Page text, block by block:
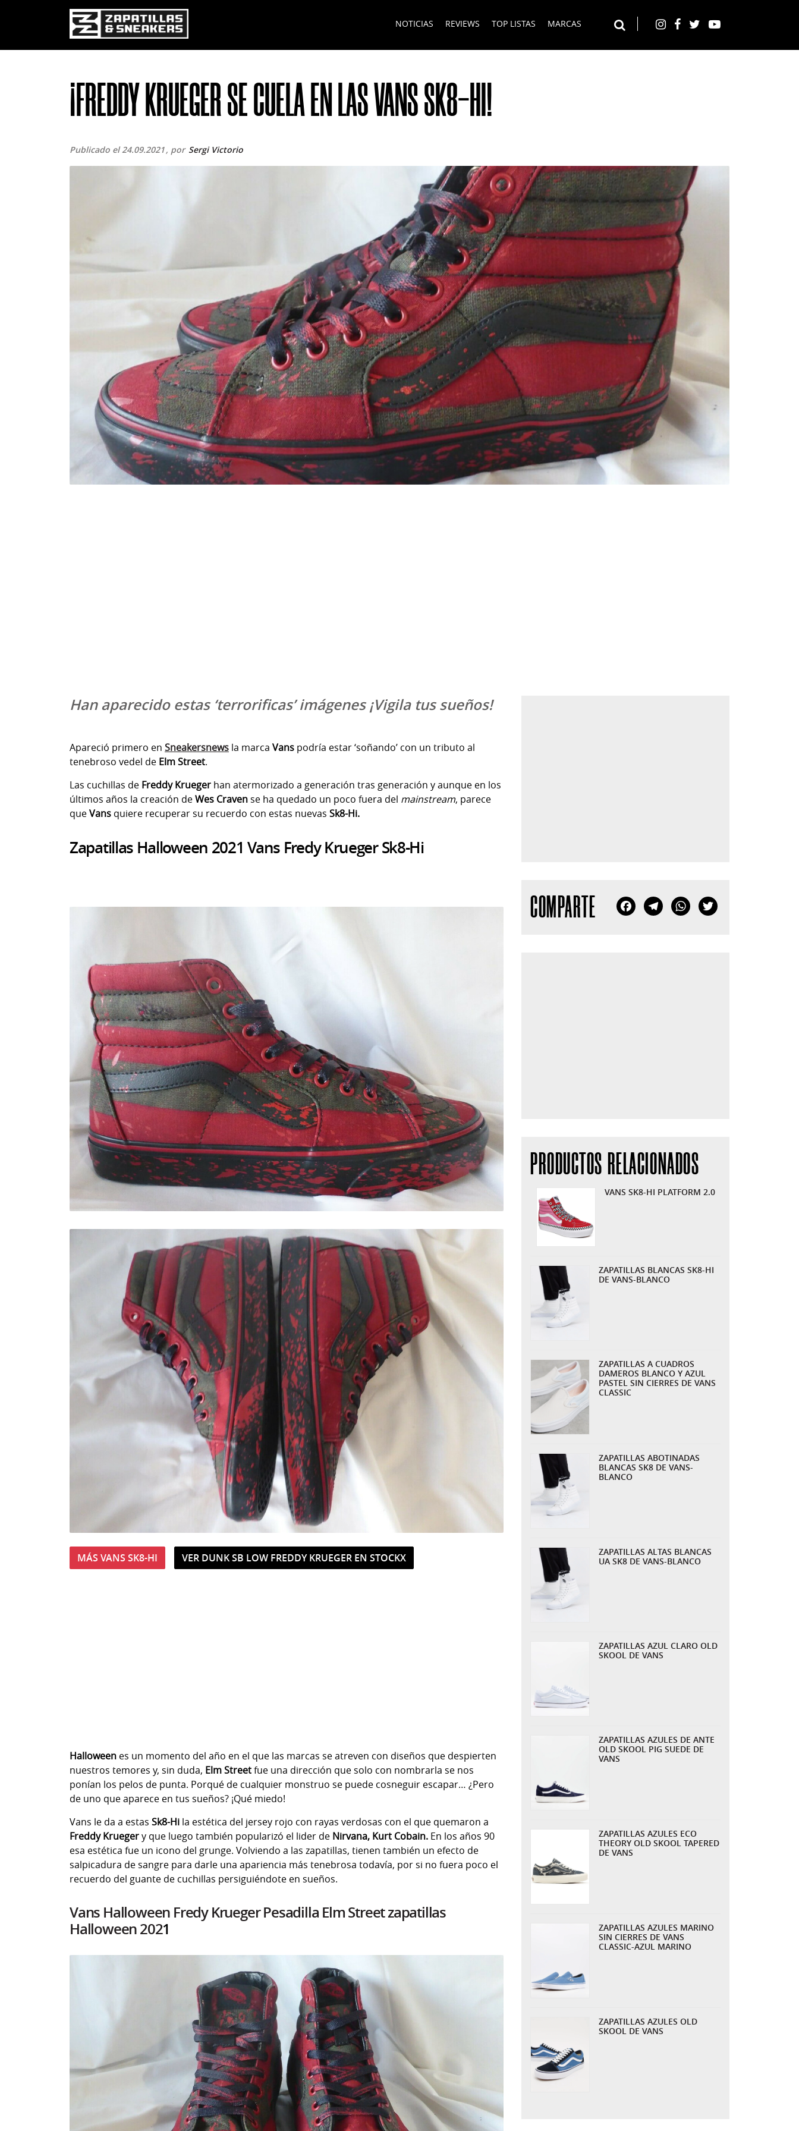
Pasar al contenido principal
NOTICIAS REVIEWS TOP LISTAS MARCAS
¡FREDDY KRUEGER SE CUELA EN LAS VANS SK8-HI!
Publicado el 24.09.2021 por Sergi Victorio
Han aparecido estas ‘terrorificas’ imágenes ¡Vigila tus sueños!
Apareció primero en Sneakersnews la marca Vans podría estar ‘soñando’ con un tributo al
tenebroso vedel de Elm Street.
Las cuchillas de Freddy Krueger han atermorizado a generación tras generación y aunque en los
últimos años la creación deWes Cravense ha quedado un poco fuera del mainstream, parece
queVans quiere recuperar su recuerdo con estas nuevas Sk8-Hi.
Zapatillas Halloween 2021 Vans Fredy Krueger Sk8-Hi
MÁS VANS SK8-HI VER DUNK SB LOW FREDDY KRUEGER EN STOCKX
Halloween es un momento del año en el que las marcas se atreven con diseños que despierten
nuestros temores y, sin duda, Elm Streetfue una dirección que solo con nombrarla se nos
ponían los pelos de punta. Porqué de cualquier monstruo se puede cosneguir escapar… ¿Pero
de uno que aparece en tus sueños? ¡Qué miedo!
Vans le da a estas Sk8-Hi la estética del jersey rojo con rayas verdosas con el que quemaron a
Freddy Kruegery que luego también popularizó el lider de Nirvana, Kurt Cobain. En los años 90
esa estética fue un icono del grunge. Volviendo a las zapatillas, tienen también un efecto de
salpicadura de sangre para darle una apariencia más tenebrosa todavía, por si no fuera poco el
recuerdo del guante de cuchillas persiguiéndote en sueños.
Vans Halloween Fredy Krueger Pesadilla Elm Street zapatillas
Halloween 2021
COMPARTE Facebook
Telegram
WhatsApp
PRODUCTOS RELACIONADOS
VANS SK8-HI PLATFORM 2.0
ZAPATILLAS BLANCAS SK8-HI
DE VANS-BLANCO
ZAPATILLAS A CUADROS
DAMEROS BLANCO Y AZUL
PASTEL SIN CIERRES DE VANS
CLASSIC
ZAPATILLAS ABOTINADAS
BLANCAS SK8 DE VANS-
BLANCO
ZAPATILLAS ALTAS BLANCAS
UA SK8 DE VANS-BLANCO
ZAPATILLAS AZUL CLARO OLD
SKOOL DE VANS
ZAPATILLAS AZULES DE ANTE
OLD SKOOL PIG SUEDE DE
VANS
ZAPATILLAS AZULES ECO
THEORY OLD SKOOL TAPERED
DE VANS
ZAPATILLAS AZULES MARINO
SIN CIERRES DE VANS
CLASSIC-AZUL MARINO
ZAPATILLAS AZULES OLD
SKOOL DE VANS